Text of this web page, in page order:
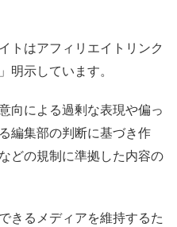
トはアフィリエイトリンク
明示しています。
向による過剰な表現や偏っ
編集部の判断に基づき作
どの規制に準拠した内容の
きるメディアを維持するた